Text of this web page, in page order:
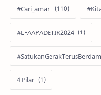
#Cari_aman
#LFAAPADETIK2024
4 Pilar